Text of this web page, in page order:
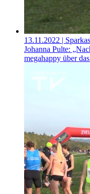
13.11.2022 |
Johanna Pulte:
megahappy über